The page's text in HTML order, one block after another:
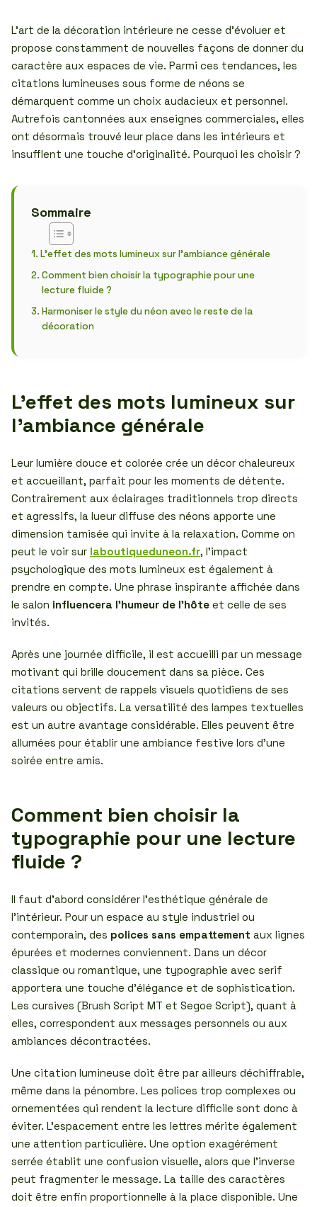
L’art de la décoration intérieure ne cesse d’évoluer et
propose constamment de nouvelles façons de donner du
caractère aux espaces de vie. Parmi ces tendances, les
citations lumineuses sous forme de néons se
démarquent comme un choix audacieux et personnel.
Autrefois cantonnées aux enseignes commerciales, elles
ont désormais trouvé leur place dans les intérieurs et
insufflent une touche d’originalité. Pourquoi les choisir ?
Sommaire
L’effet des mots lumineux sur l’ambiance générale
Comment bien choisir la typographie pour une
lecture fluide ?
Harmoniser le style du néon avec le reste de la
décoration
L’effet des mots lumineux sur
l’ambiance générale
Leur lumière douce et colorée crée un décor chaleureux
et accueillant, parfait pour les moments de détente.
Contrairement aux éclairages traditionnels trop directs
et agressifs, la lueur diffuse des néons apporte une
dimension tamisée qui invite à la relaxation. Comme on
peut le voir sur laboutiqueduneon.fr, l’impact
psychologique des mots lumineux est également à
prendre en compte. Une phrase inspirante affichée dans
le salon influencera l’humeur de l’hôte et celle de ses
invités.
Après une journée difficile, il est accueilli par un message
motivant qui brille doucement dans sa pièce. Ces
citations servent de rappels visuels quotidiens de ses
valeurs ou objectifs. La versatilité des lampes textuelles
est un autre avantage considérable. Elles peuvent être
allumées pour établir une ambiance festive lors d’une
soirée entre amis.
Comment bien choisir la
typographie pour une lecture
fluide ?
Il faut d’abord considérer l’esthétique générale de
l’intérieur. Pour un espace au style industriel ou
contemporain, des polices sans empattement aux lignes
épurées et modernes conviennent. Dans un décor
classique ou romantique, une typographie avec serif
apportera une touche d’élégance et de sophistication.
Les cursives (Brush Script MT et Segoe Script), quant à
elles, correspondent aux messages personnels ou aux
ambiances décontractées.
Une citation lumineuse doit être par ailleurs déchiffrable,
même dans la pénombre. Les polices trop complexes ou
ornementées qui rendent la lecture difficile sont donc à
éviter. L’espacement entre les lettres mérite également
une attention particulière. Une option exagérément
serrée établit une confusion visuelle, alors que l’inverse
peut fragmenter le message. La taille des caractères
doit être enfin proportionnelle à la place disponible. Une